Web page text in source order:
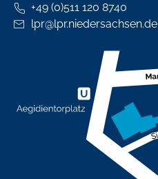
+49 (0)511 120 8740
lpr@lpr.niedersachsen.de